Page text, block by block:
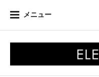
メニュー